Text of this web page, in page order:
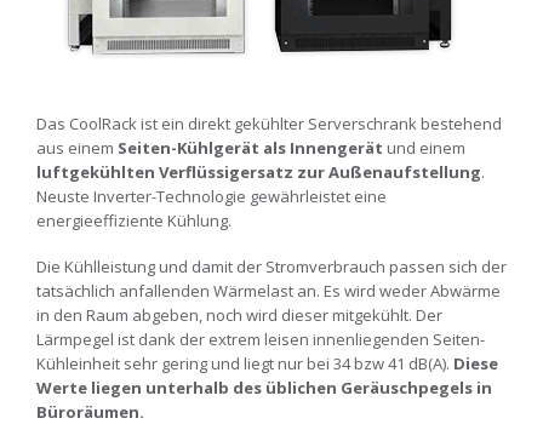
Das CoolRack ist ein direkt gekühlter Serverschrank bestehend
aus einem Seiten-Kühlgerät als Innengerät und einem
luftgekühlten Verflüssigersatz zur Außenaufstellung.
Neuste Inverter-Technologie gewährleistet eine
energieeffiziente Kühlung.
Die Kühlleistung und damit der Stromverbrauch passen sich der
tatsächlich anfallenden Wärmelast an. Es wird weder Abwärme
in den Raum abgeben, noch wird dieser mitgekühlt. Der
Lärmpegel ist dank der extrem leisen innenliegenden Seiten-
Kühleinheit sehr gering und liegt nur bei 34 bzw 41 dB(A). Diese
Werte liegen unterhalb des üblichen Geräuschpegels in
Büroräumen.